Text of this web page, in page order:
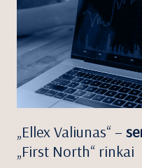
„Ellex Valiunas“ –
„First North“ rinkai